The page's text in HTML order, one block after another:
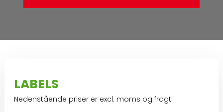
LABELS​​
​​Nedenstående priser er excl. moms og fragt: